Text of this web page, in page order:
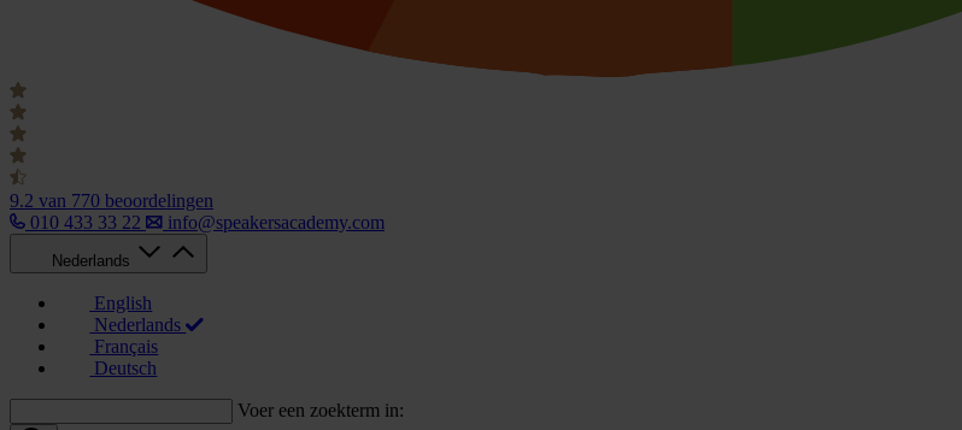
9.2 van 770 beoordelingen
010 433 33 22
info@speakersacademy.com
Nederlands
English
Nederlands
Français
Deutsch
Voer een zoekterm in: